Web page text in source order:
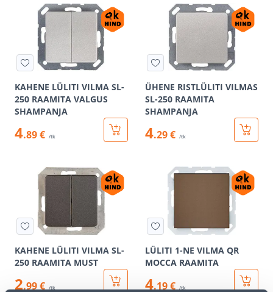
KAHENE LÜLITI VILMA SL-
250 RAAMITA VALGUS
SHAMPANJA
4.89 € /tk
ÜHENE RISTLÜLITI VILMAS
SL-250 RAAMITA
SHAMPANJA
4.29 € /tk
KAHENE LÜLITI VILMA SL-
250 RAAMITA MUST
2.99 € /tk
LÜLITI 1-NE VILMA QR
MOCCA RAAMITA
4.19 € /tk